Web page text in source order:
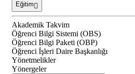
Eğitim
Akademik Takvim
Öğrenci Bilgi Sistemi (OBS)
Öğrenci Bilgi Paketi (OBP)
Öğrenci İşleri Daire Başkanlığı
Yönetmelikler
Yönergeler